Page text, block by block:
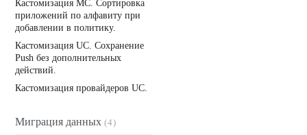
Кастомизация MC. Сортировка
приложений по алфавиту при
добавлении в политику.
Кастомизация UC. Сохранение
Push без дополнительных
действий.
Кастомизация провайдеров UC.
Миграция данных (4)